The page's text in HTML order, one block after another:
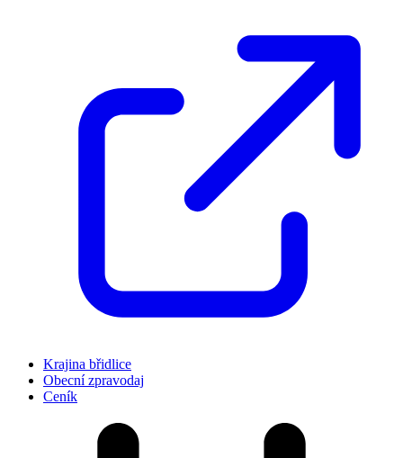
Krajina břidlice
Obecní zpravodaj
Ceník